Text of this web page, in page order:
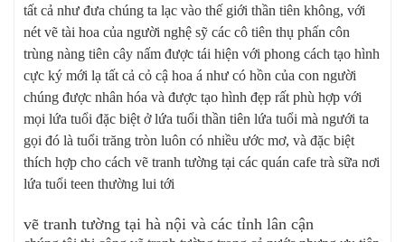
tất cả như đưa chúng ta lạc vào thế giới thần tiên không, với
nét vẽ tài hoa của người nghệ sỹ các cô tiên thụ phấn côn
trùng nàng tiên cây nấm được tái hiện với phong cách tạo hình
cực ký mới lạ tất cả cỏ cậ hoa á như có hồn của con người
chúng được nhân hóa và được tạo hình đẹp rất phù hợp với
mọi lứa tuổi đặc biệt ở lứa tuổi thần tiên lứa tuổi mà ngưới ta
gọi đó là tuổi trăng tròn luôn có nhiều ước mơ, và đặc biệt
thích hợp cho cách vẽ tranh tường tại các quán cafe trà sữa nơi
lứa tuổi teen thường lui tới
vẽ tranh tường tại hà nội và các tỉnh lân cận